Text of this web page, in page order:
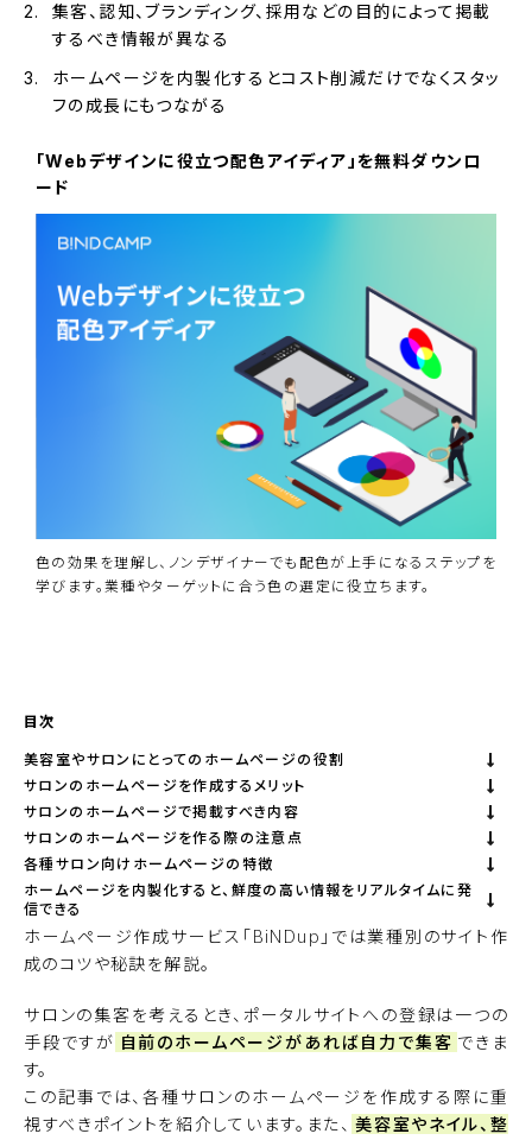
集客、認知、ブランディング、採用などの目的によって掲載
するべき情報が異なる
ホームページを内製化するとコスト削減だけでなくスタッ
フの成長にもつながる
「Webデザインに役立つ配色アイディア」を無料ダウンロ
ード
色の効果を理解し、ノンデザイナーでも配色が上手になるステップを
学びます。業種やターゲットに合う色の選定に役立ちます。
目次
美容室やサロンにとってのホームページの役割
サロンのホームページを作成するメリット
サロンのホームページで掲載すべき内容
サロンのホームページを作る際の注意点
各種サロン向けホームページの特徴
ホームページを内製化すると、鮮度の高い情報をリアルタイムに発
信できる
ホームページ作成サービス「BiNDup」 では業種別のサイト作
成のコツや秘訣を解説。
サロンの集客を考えるとき、ポータルサイトへの登録は一つの
手段ですが 自前のホームページがあれば自力で集客 できま
す。
この記事では、各種サロンのホームページを作成する際に重
視すべきポイントを紹介しています。また、 美容室やネイル、整